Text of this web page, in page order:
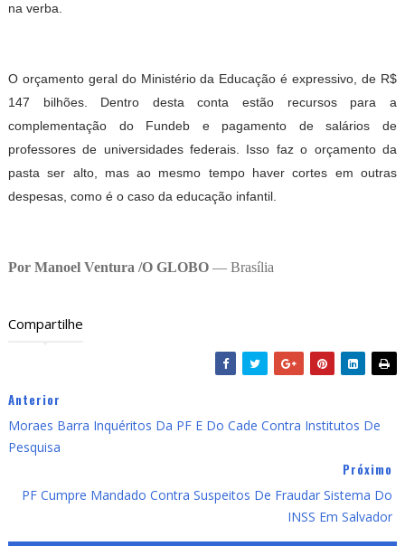
na verba.
O orçamento geral do Ministério da Educação é expressivo, de R$
147 bilhões. Dentro desta conta estão recursos para a
complementação do Fundeb e pagamento de salários de
professores de universidades federais. Isso faz o orçamento da
pasta ser alto, mas ao mesmo tempo haver cortes em outras
despesas, como é o caso da educação infantil.
Por Manoel Ventura /O GLOBO — Brasília
Compartilhe
Anterior
Moraes Barra Inquéritos Da PF E Do Cade Contra Institutos De
Pesquisa
Próximo
PF Cumpre Mandado Contra Suspeitos De Fraudar Sistema Do
INSS Em Salvador